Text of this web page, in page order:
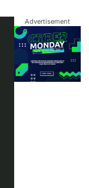
Advertisement